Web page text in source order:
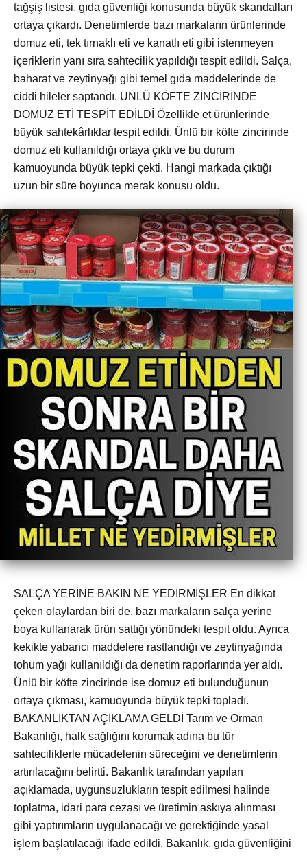
tağşiş listesi, gıda güvenliği konusunda büyük skandalları
ortaya çıkardı. Denetimlerde bazı markaların ürünlerinde
domuz eti, tek tırnaklı eti ve kanatlı eti gibi istenmeyen
içeriklerin yanı sıra sahtecilik yapıldığı tespit edildi. Salça,
baharat ve zeytinyağı gibi temel gıda maddelerinde de
ciddi hileler saptandı. ÜNLÜ KÖFTE ZİNCİRİNDE
DOMUZ ETİ TESPİT EDİLDİ Özellikle et ürünlerinde
büyük sahtekârlıklar tespit edildi. Ünlü bir köfte zincirinde
domuz eti kullanıldığı ortaya çıktı ve bu durum
kamuoyunda büyük tepki çekti. Hangi markada çıktığı
uzun bir süre boyunca merak konusu oldu.
SALÇA YERİNE BAKIN NE YEDİRMİŞLER En dikkat
çeken olaylardan biri de, bazı markaların salça yerine
boya kullanarak ürün sattığı yönündeki tespit oldu. Ayrıca
kekikte yabancı maddelere rastlandığı ve zeytinyağında
tohum yağı kullanıldığı da denetim raporlarında yer aldı.
Ünlü bir köfte zincirinde ise domuz eti bulunduğunun
ortaya çıkması, kamuoyunda büyük tepki topladı.
BAKANLIKTAN AÇIKLAMA GELDİ Tarım ve Orman
Bakanlığı, halk sağlığını korumak adına bu tür
sahteciliklerle mücadelenin süreceğini ve denetimlerin
artırılacağını belirtti. Bakanlık tarafından yapılan
açıklamada, uygunsuzlukların tespit edilmesi halinde
toplatma, idari para cezası ve üretimin askıya alınması
gibi yaptırımların uygulanacağı ve gerektiğinde yasal
işlem başlatılacağı ifade edildi. Bakanlık, gıda güvenliğini